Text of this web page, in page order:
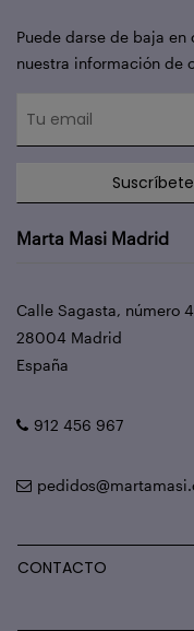
Puede darse de baja
nuestra información de
Suscríbete
Marta Masi Madrid
Calle Sagasta, número 4
28004 Madrid
España
912 456 967
CONTACTO